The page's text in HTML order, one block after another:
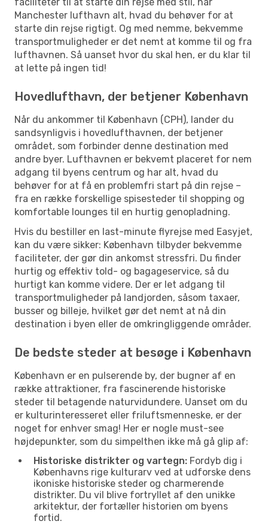
Manchester lufthavn alt, hvad du behøver for at
starte din rejse rigtigt. Og med nemme, bekvemme
transportmuligheder er det nemt at komme til og fra
lufthavnen. Så uanset hvor du skal hen, er du klar til
at lette på ingen tid!
Hovedlufthavn, der betjener København
Når du ankommer til København (CPH), lander du
sandsynligvis i hovedlufthavnen, der betjener
området, som forbinder denne destination med
andre byer. Lufthavnen er bekvemt placeret for nem
adgang til byens centrum og har alt, hvad du
behøver for at få en problemfri start på din rejse –
fra en række forskellige spisesteder til shopping og
komfortable lounges til en hurtig genopladning.
Hvis du bestiller en last-minute flyrejse med Easyjet,
kan du være sikker: København tilbyder bekvemme
faciliteter, der gør din ankomst stressfri. Du finder
hurtig og effektiv told- og bagageservice, så du
hurtigt kan komme videre. Der er let adgang til
transportmuligheder på landjorden, såsom taxaer,
busser og billeje, hvilket gør det nemt at nå din
destination i byen eller de omkringliggende områder.
De bedste steder at besøge i København
København er en pulserende by, der bugner af en
række attraktioner, fra fascinerende historiske
steder til betagende naturvidundere. Uanset om du
er kulturinteresseret eller friluftsmenneske, er der
noget for enhver smag! Her er nogle must-see
højdepunkter, som du simpelthen ikke må gå glip af:
Historiske distrikter og vartegn: Fordyb dig i
Københavns rige kulturarv ved at udforske dens
ikoniske historiske steder og charmerende
distrikter. Du vil blive fortryllet af den unikke
arkitektur, der fortæller historien om byens
fortid.